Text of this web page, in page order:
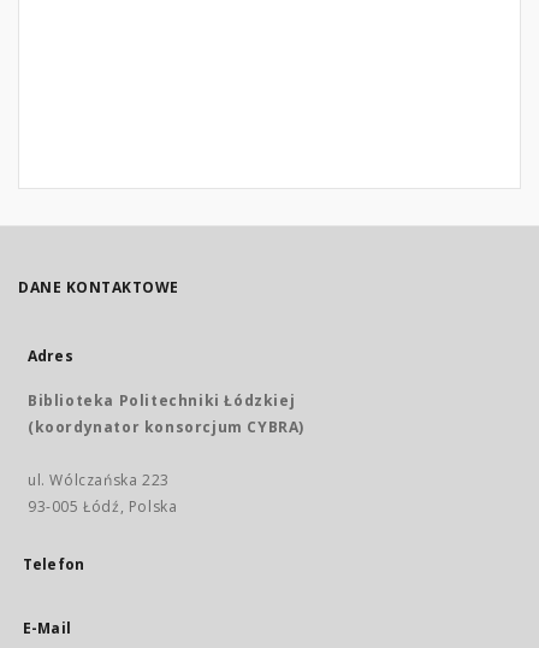
DANE KONTAKTOWE
Adres
Biblioteka Politechniki Łódzkiej
(koordynator konsorcjum CYBRA)
ul. Wólczańska 223
93-005 Łódź, Polska
Telefon
E-Mail